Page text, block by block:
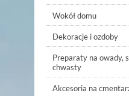
Wokół domu
Dekoracje i ozdoby
Preparaty na owady,
chwasty
Akcesoria na